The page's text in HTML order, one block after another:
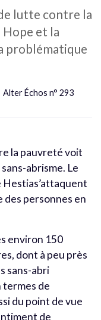
lutte contre la
et la
problématique
Alter Échos n° 293
la pauvreté voit
abrisme. Le
personnes en
environ 150
dont à peu près
sans-abri
termes de
du point de vue
de